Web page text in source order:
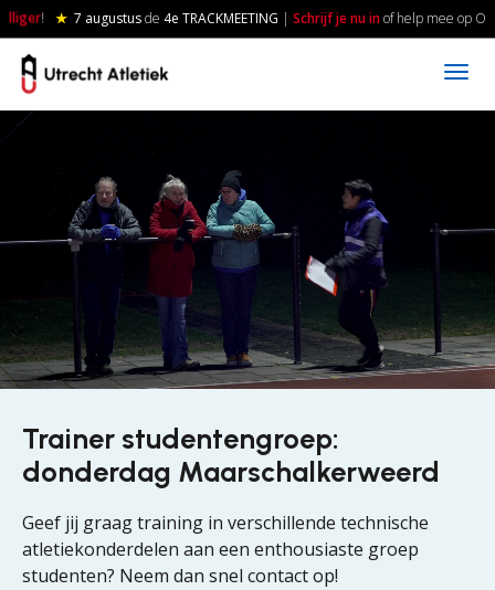
Skip to main content
! ★ 7 augustusde4e TRACKMEETING| Schrijf je nu inof help mee op
Trainer studentengroep:
donderdag Maarschalkerweerd
Geef jij graag training in verschillende technische
atletiekonderdelen aan een enthousiaste groep
studenten? Neem dan snel contact op!